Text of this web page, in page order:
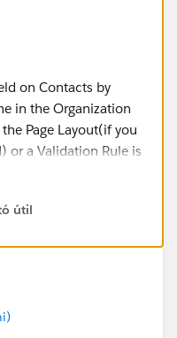
on Contacts by
in the Organization
Page Layout(if you
or a Validation Rule is
Rules.
útil